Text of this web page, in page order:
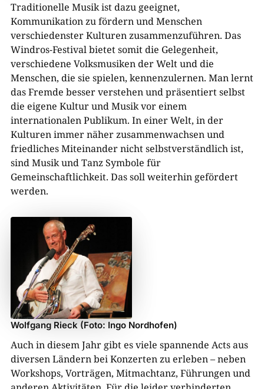
Traditionelle Musik ist dazu geeignet,
Kommunikation zu fördern und Menschen
verschiedenster Kulturen zusammenzuführen. Das
Windros-Festival bietet somit die Gelegenheit,
verschiedene Volksmusiken der Welt und die
Menschen, die sie spielen, kennenzulernen. Man lernt
das Fremde besser verstehen und präsentiert selbst
die eigene Kultur und Musik vor einem
internationalen Publikum. In einer Welt, in der
Kulturen immer näher zusammenwachsen und
friedliches Miteinander nicht selbstverständlich ist,
sind Musik und Tanz Symbole für
Gemeinschaftlichkeit. Das soll weiterhin gefördert
werden.
Wolfgang Rieck (Foto: Ingo Nordhofen)
Auch in diesem Jahr gibt es viele spannende Acts aus
diversen Ländern bei Konzerten zu erleben – neben
Workshops, Vorträgen, Mitmachtanz, Führungen und